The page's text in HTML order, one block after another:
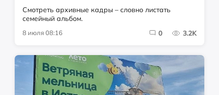
Смотреть архивные кадры – словно листать
семейный альбом.
8 июля 08:16 0 3.2K